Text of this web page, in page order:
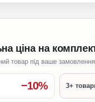
ціна на
товар під ваше замовлення
−10% 3+